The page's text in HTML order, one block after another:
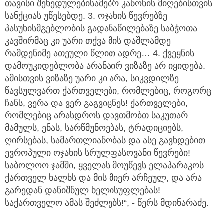
თავისი შეხედულებისამებრ კანონის მიღებისთვის
სანქციას უწესებდე. 3. ოჯახის წევრებზე
პასუხისმგებლობის გადანაწილებაზე საბჭოთა
კავშირმაც კი უარი თქვა მის დაშლამდე
რამდენიმე ათეული წლით ადრე… 4. ქვეყნის
დამოუკიდებლობა არანაირ ვიზაზე არ იყიდება.
ამისთვის ვიზაზე უარი კი არა, სიკვდილზე
წავსულვართ ქართველები, რომლებიც, როგორც
ჩანს, ვერა და ვერ გაგვიცნეს! ქართველები,
რომლებიც არასდროს დავთმობთ საკუთარ
მამულს, ენას, სარწმუნოებას, ტრადიციებს,
ღირსებას, სამართლიანობას და ასე გავხდებით
ევროპული ოჯახის სრულფასოვანი წევრები!
საბოლოო ჯამში, ყველას მოუწევს ელაპარაკოს
ქართველ ხალხს და მის მიერ არჩეულ, და არა
გარედან დანიშნულ ხელისუფლებას!
საქართველო ამას შეძლებს!“, - წერს მდინარაძე.